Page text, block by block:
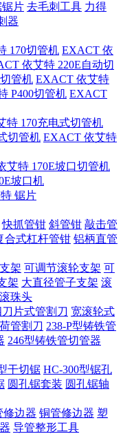
片 去毛刺工具 力得
器
170切管机 EXACT 依
依艾特 220E自动切
管机 EXACT 依艾特
P400切管机 EXACT
特 170充电式切管机
切管机 EXACT 依艾特
艾特 170E坡口切管机
坡口机
锯片
快抓管钳 斜管钳 敲击管
合式杠杆管钳 铝柄直管
架 可调节滚轮支架 可
架 大直径管子支架 滚
珠头
刀片式管割刀 宽滚轮式
管割刀 238-P型铸铁管
246型铸铁管切管器
干切锯 HC-300型锯孔
圆孔锯套装 圆孔锯轴
修边器 铜管修边器 塑
导管整形工具